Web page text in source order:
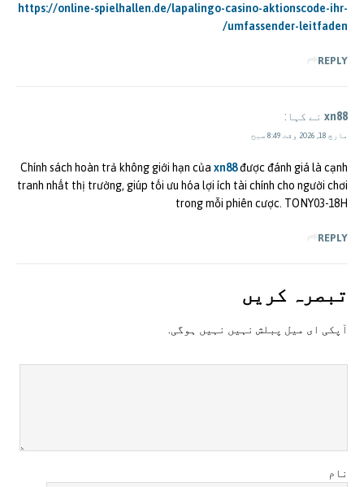
https://online-spielhallen.de/lapalingo-casino-aktionscode-ihr-
umfassender-leitfaden/
REPLY
xn88 نے کہا:
مارچ 18, 2026 وقت 8:49 صبح
Chính sách hoàn trả không giới hạn của xn88được đánh giá là cạnh
tranh nhất thị trường, giúp tối ưu hóa lợi ích tài chính cho người chơi
trong mỗi phiên cược. TONY03-18H
REPLY
تبصرہ کريں
آپکی ای ميل پبلش نہيں نہيں ہوگی.
نام